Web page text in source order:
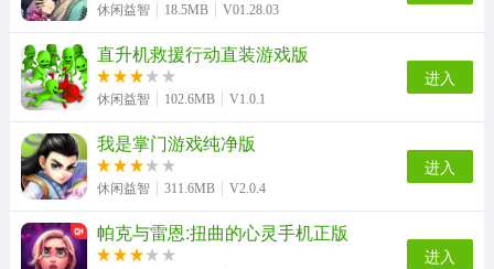
超级足球赛游戏官方版 皮皮小屋手机正版 艾尔登法环传奇游戏官方版
滑板大师最新版
休闲益智 18.5MB V01.28.03
直升机救援行动直装游戏版
休闲益智 102.6MB V1.0.1
进入
我是掌门游戏纯净版
休闲益智 311.6MB V2.0.4
进入
帕克与雷恩:扭曲的心灵手机正版
进入